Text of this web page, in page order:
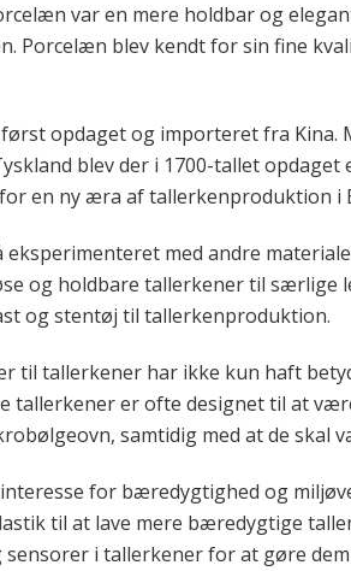
var en mere holdbar og
Porcelæn blev kendt for sin fine
opdaget og importeret fra
blev der i 1700-tallet
for en ny æra af tallerkenproduktion
eksperimenteret med andre
og holdbare tallerkener til særlige
og stentøj til tallerkenproduktion.
til tallerkener har ikke kun haft
tallerkener er ofte designet til at
samtidig med at de skal
for bæredygtighed og
til at lave mere bæredygtige
sensorer i tallerkener for at gøre